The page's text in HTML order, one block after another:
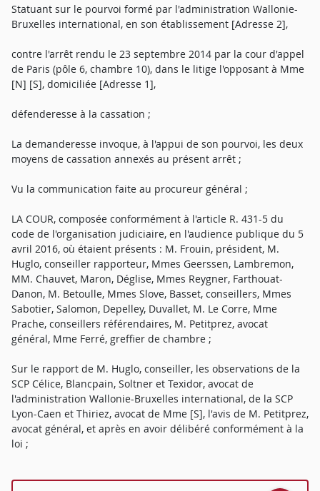
Statuant sur le pourvoi formé par l'administration Wallonie-
Bruxelles international, en son établissement [Adresse 2],
contre l'arrêt rendu le 23 septembre 2014 par la cour d'appel
de Paris (pôle 6, chambre 10), dans le litige l'opposant à Mme
[N] [S], domiciliée [Adresse 1],
défenderesse à la cassation ;
La demanderesse invoque, à l'appui de son pourvoi, les deux
moyens de cassation annexés au présent arrêt ;
Vu la communication faite au procureur général ;
LA COUR, composée conformément à l'article R. 431-5 du
code de l'organisation judiciaire, en l'audience publique du 5
avril 2016, où étaient présents : M. Frouin, président, M.
Huglo, conseiller rapporteur, Mmes Geerssen, Lambremon,
MM. Chauvet, Maron, Déglise, Mmes Reygner, Farthouat-
Danon, M. Betoulle, Mmes Slove, Basset, conseillers, Mmes
Sabotier, Salomon, Depelley, Duvallet, M. Le Corre, Mme
Prache, conseillers référendaires, M. Petitprez, avocat
général, Mme Ferré, greffier de chambre ;
Sur le rapport de M. Huglo, conseiller, les observations de la
SCP Célice, Blancpain, Soltner et Texidor, avocat de
l'administration Wallonie-Bruxelles international, de la SCP
Lyon-Caen et Thiriez, avocat de Mme [S], l'avis de M. Petitprez,
avocat général, et après en avoir délibéré conformément à la
loi ;